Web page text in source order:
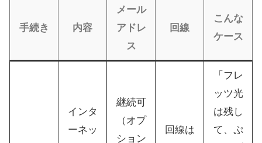
手続き 内容
メール
アドレ
ス
回線
こんな
ケース
インタ
ーネッ
継続可
（オプ
ション
回線は
「フレ
ッツ光
は残し
て、ぷ